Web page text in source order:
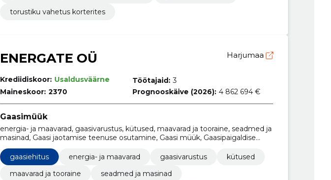
torustiku vahetus korterites
ENERGATE OÜ Harjumaa
Krediidiskoor: Usaldusväärne
Maineskoor: 2370
Töötajaid: 3
Prognooskäive (2026): 4 862 694 €
Gaasimüük
energia- ja maavarad, gaasivarustus, kütused, maavarad ja tooraine, seadmed ja
masinad, Gaasi jaotamise teenuse osutamine, Gaasi müük, Gaasipaigaldise
gaasiehitus
energia- ja maavarad gaasivarustus
kütused
maavarad ja tooraine
seadmed ja masinad